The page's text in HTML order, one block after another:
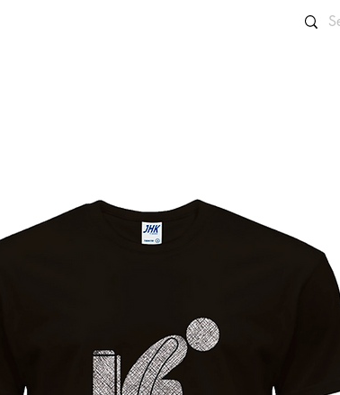
INFO E